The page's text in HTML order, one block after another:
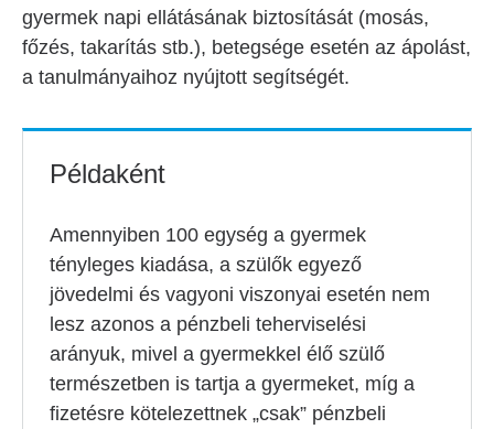
gyermek napi ellátásának biztosítását (mosás,
főzés, takarítás stb.), betegsége esetén az ápolást,
a tanulmányaihoz nyújtott segítségét.
Példaként
Amennyiben 100 egység a gyermek
tényleges kiadása, a szülők egyező
jövedelmi és vagyoni viszonyai esetén nem
lesz azonos a pénzbeli teherviselési
arányuk, mivel a gyermekkel élő szülő
természetben is tartja a gyermeket, míg a
fizetésre kötelezettnek „csak” pénzbeli